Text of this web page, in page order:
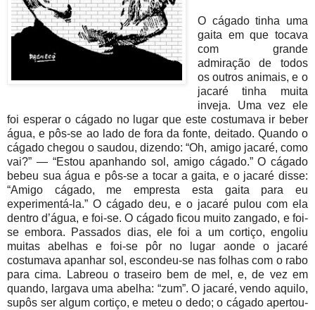
O cágado tinha uma
gaita em que tocava
com grande
admiração de todos
os outros animais, e o
jacaré tinha muita
inveja. Uma vez ele
foi esperar o cágado no lugar que este costumava ir beber
água, e pôs-se ao lado de fora da fonte, deitado. Quando o
cágado chegou o saudou, dizendo: “Oh, amigo jacaré, como
vai?” — “Estou apanhando sol, amigo cágado.” O cágado
bebeu sua água e pôs-se a tocar a gaita, e o jacaré disse:
“Amigo cágado, me empresta esta gaita para eu
experimentá-la.” O cágado deu, e o jacaré pulou com ela
dentro d’água, e foi-se. O cágado ficou muito zangado, e foi-
se embora. Passados dias, ele foi a um cortiço, engoliu
muitas abelhas e foi-se pôr no lugar aonde o jacaré
costumava apanhar sol, escondeu-se nas folhas com o rabo
para cima. Labreou o traseiro bem de mel, e, de vez em
quando, largava uma abelha: “zum”. O jacaré, vendo aquilo,
supôs ser algum cortiço, e meteu o dedo; o cágado apertou-